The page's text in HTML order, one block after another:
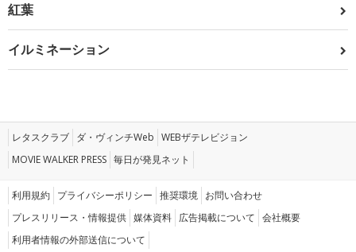
紅葉
イルミネーション
レタスクラブ ダ・ヴィンチWeb WEBザテレビジョン
MOVIE WALKER PRESS 毎日が発見ネット
利用規約 プライバシーポリシー 推奨環境 お問い合わせ
プレスリリース・情報提供 媒体資料 広告掲載について 会社概要
利用者情報の外部送信について